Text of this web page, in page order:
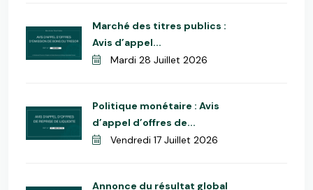
Marché des titres publics :
Avis d’appel...
Mardi 28 Juillet 2026
Politique monétaire : Avis
d’appel d’offres de...
Vendredi 17 Juillet 2026
Annonce du résultat global